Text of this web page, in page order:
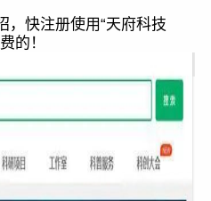
快注册使用“天府科技
的！